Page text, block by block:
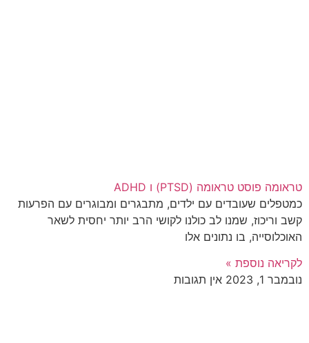
טראומה פוסט טראומה (PTSD) ו ADHD
כמטפלים שעובדים עם ילדים, מתבגרים ומבוגרים עם הפרעות
קשב וריכוז, שמנו לב כולנו לקושי הרב יותר יחסית לשאר
האוכלוסייה, בו נתונים אלו
לקריאה נוספת »
נובמבר 1, 2023
אין תגובות